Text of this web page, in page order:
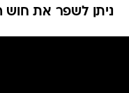
ניתן לשפר את חוש